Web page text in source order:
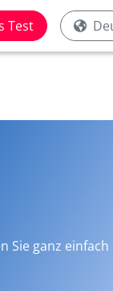
Test
Sie ganz einfach